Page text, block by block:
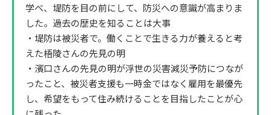
学べ、堤防を目の前にして、防災への意識が高まりま
した。過去の歴史を知ることは大事
・堤防は被災者で。働くことで生きる力が養えると考
えた梧陵さんの先見の明
・濱口さんの先見の明が浮世の災害減災予防につなが
ったこと、被災者支援も一時金ではなく雇用を最優先
し、希望をもって住み続けることを目指したことが心